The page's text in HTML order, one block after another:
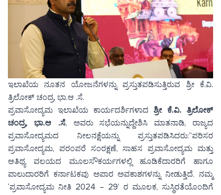
ಇಲಾಖೆಯ ನೂತನ ಯೋಜನೆಗಳನ್ನು ಪ್ರಸ್ತುತಪಡಿಸುತ್ತಿರುವ ಶ್ರೀ ಕೆ.ವಿ.
ತ್ರಿಲೋಕ್ ಚಂದ್ರ, ಭಾ.ಆ .ಸೆ.
ಪ್ರವಾಸೋದ್ಯಮ ಇಲಾಖೆಯ ಕಾರ್ಯದರ್ಶಿಗಳಾದ ಶ್ರೀ ಕೆ.ವಿ. ತ್ರಿಲೋಕ್
ಚಂದ್ರ, ಭಾ.ಆ .ಸೆ, ಅವರು ಸಭೆಯನ್ನುದ್ದೇಶಿಸಿ ಮಾತನಾಡಿ, ರಾಜ್ಯದ
ಪ್ರವಾಸೋದ್ಯಮದ ನೀಲನಕ್ಷೆಯನ್ನು ಪ್ರಸ್ತುತಪಡಿಸಿದರು:”ಪರಿಸರ
ಪ್ರವಾಸೋದ್ಯಮ, ಪರಂಪರೆ ಸಂರಕ್ಷಣೆ, ಸಾಹಸ ಪ್ರವಾಸೋದ್ಯಮ ಮತ್ತು
ಆತಿಥ್ಯ ವಲಯದ ಮೂಲಸೌಕರ್ಯಗಳಲ್ಲಿ ಹೂಡಿಕೆದಾರರಿಗೆ ಹಾಗೂ
ಪಾಲುದಾರರಿಗೆ ಕರ್ನಾಟಕವು ಅಪಾರ ಅವಕಾಶಗಳನ್ನು ನೀಡುತ್ತಿದೆ. ನಮ್ಮ
‘ಪ್ರವಾಸೋದ್ಯಮ ನೀತಿ 2024 – 29’ ರ ಮೂಲಕ, ಸುಸ್ಥಿರತೆಯೊಂದಿಗೆ